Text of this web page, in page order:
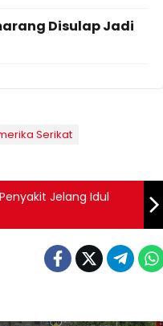
Disulap Jadi
Serikat
Jelang Idul